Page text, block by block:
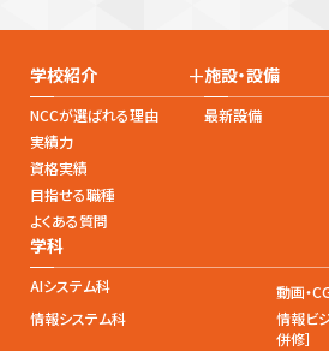
学校紹介 +
NCCが選ばれる理由
実績力
資格実績
目指せる職種
よくある質問
施設・設備
最新設備
学科
AIシステム科
動画・
情報システム科
情報ビ
併修］